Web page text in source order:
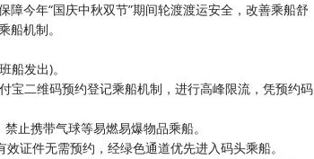
今年“国庆中秋双节”期间轮渡渡运安全，改善乘船舒
船机制。
发出)。
二维码预约登记乘船机制，进行高峰限流，凭预约码
携带气球等易燃易爆物品乘船。
件无需预约，经绿色通道优先进入码头乘船。